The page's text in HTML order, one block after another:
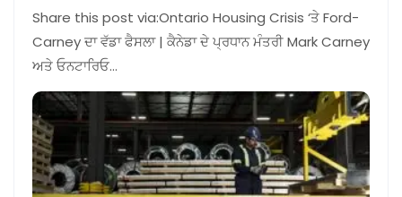
Share this post via:Ontario Housing Crisis ‘ਤੇ Ford-
Carney ਦਾ ਵੱਡਾ ਫੈਸਲਾ | ਕੈਨੇਡਾ ਦੇ ਪ੍ਰਧਾਨ ਮੰਤਰੀ Mark Carney
ਅਤੇ ਓਨਟਾਰਿਓ…